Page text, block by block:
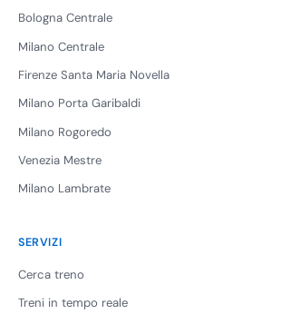
Bologna Centrale
Milano Centrale
Firenze Santa Maria Novella
Milano Porta Garibaldi
Milano Rogoredo
Venezia Mestre
Milano Lambrate
SERVIZI
Cerca treno
Treni in tempo reale